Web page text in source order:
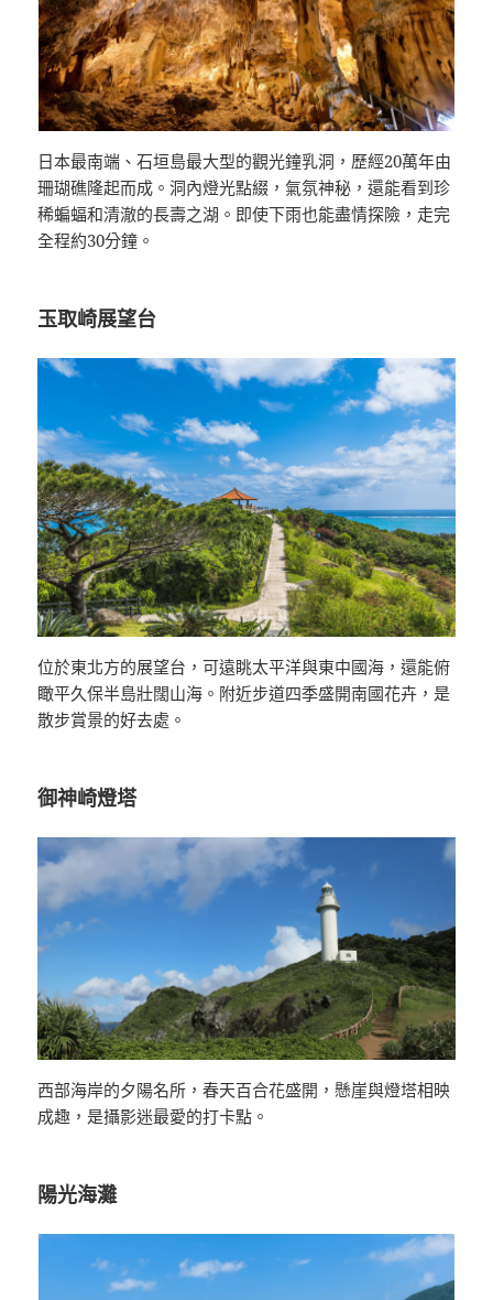
日本最南端、石垣島最大型的觀光鐘乳洞，歷經20萬年由
珊瑚礁隆起而成。洞內燈光點綴，氣氛神秘，還能看到珍
稀蝙蝠和清澈的長壽之湖。即使下雨也能盡情探險，走完
全程約30分鐘。
玉取崎展望台
位於東北方的展望台，可遠眺太平洋與東中國海，還能俯
瞰平久保半島壯闊山海。附近步道四季盛開南國花卉，是
散步賞景的好去處。
御神崎燈塔
西部海岸的夕陽名所，春天百合花盛開，懸崖與燈塔相映
成趣，是攝影迷最愛的打卡點。
陽光海灘